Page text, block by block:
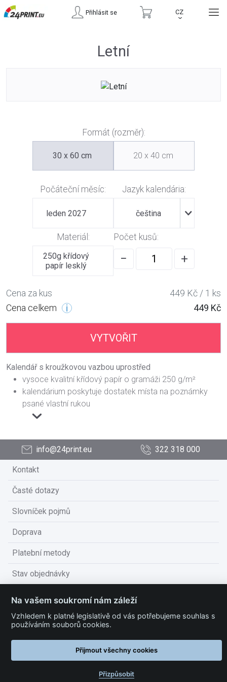
Přihlásit se CZ
›
Letní
Formát (rozměr):
30 x 60 cm 20 x 40 cm
Počáteční měsíc:
leden 2027
Jazyk kalendária:
čeština
Materiál:
250g křídový
papír lesklý
Počet kusů:
− +
Cena za kus
449 Kč / 1 ks
Cena celkem
449 Kč
VYTVOŘIT
Kalendář s kroužkovou vazbou uprostřed
vysoce kvalitní křídový papír o gramáži 250 g/m²
kalendárium poskytuje dostatek místa na poznámky
psané vlastní rukou
info@24print.eu 322 318 000
Kontakt
Časté dotazy
Slovníček pojmů
Doprava
Platební metody
Stav objednávky
Technické podmínky
Na vašem soukromí nám záleží
Vzhledem k platné legislativě od vás potřebujeme souhlas s
používáním souborů cookies.
Přijmout všechny cookies
Přizpůsobit